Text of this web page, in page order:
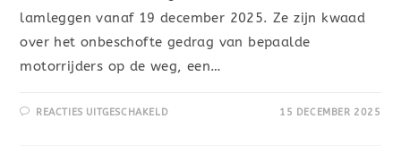
lamleggen vanaf 19 december 2025. Ze zijn kwaad
over het onbeschofte gedrag van bepaalde
motorrijders op de weg, een…
REACTIES UITGESCHAKELD 15 DECEMBER 2025